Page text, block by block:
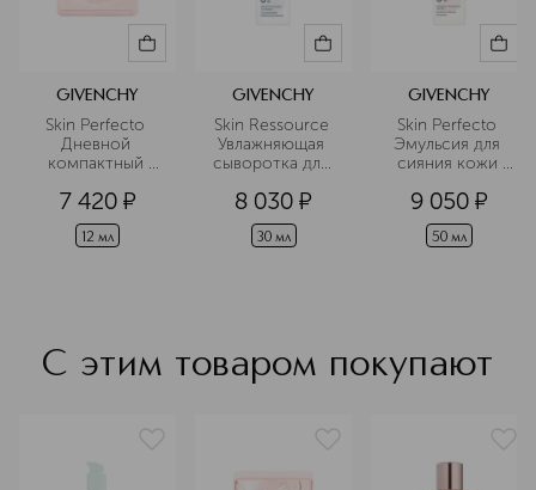
GIVENCHY
Skin Perfecto
Дневной
компактный
SPF30 PA++
7 420 ¤
12 мл
GIVENCHY
Skin Ressource
Увлажняющая
сыворотка для
8 030 ¤
30 мл
GIVENCHY
Skin Perfecto
Эмульсия для
сияния кожи
9 050 ¤
50 мл
С этим товаром покупают